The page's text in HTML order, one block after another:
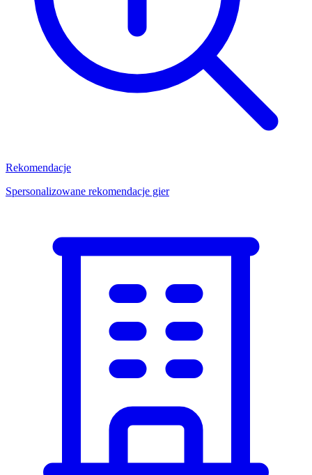
Rekomendacje
Spersonalizowane rekomendacje gier